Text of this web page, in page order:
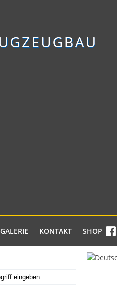
GALERIE KONTAKT SHOP